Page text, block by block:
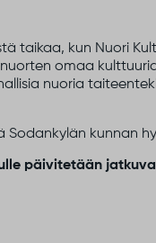
taikaa, kun Nuori
omaa
nuoria
Sodankylän kunnan
päivitetään